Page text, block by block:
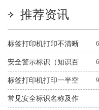
推荐资讯
标签打印机打印不清晰
怎么处理？十二种常见
问题解决方法
安全警示标识（知识百
科）
标签打印机打印一半空
白解决方法
常见安全标识名称及作